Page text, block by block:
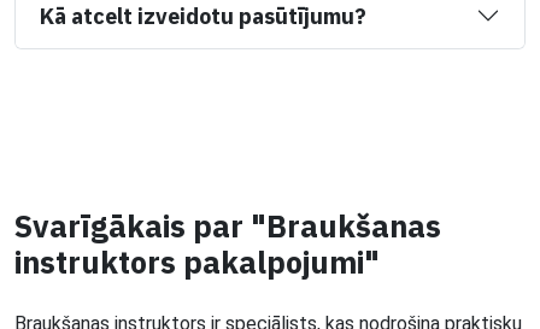
Kā atcelt izveidotu pasūtījumu?
Svarīgākais par "Braukšanas
instruktors pakalpojumi"
Braukšanas instruktors ir speciālists, kas nodrošina praktisku